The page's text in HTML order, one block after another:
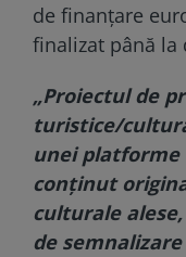
de finanțare
finalizat până la
„Proiectul de
turistice/
unei platforme
conţinut
culturale
de